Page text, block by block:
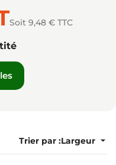
Soit 9,48 € TTC
Trier par :